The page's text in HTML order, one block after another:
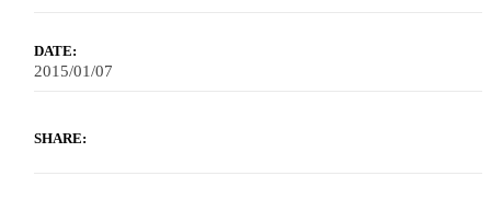
DATE:
2015/01/07
SHARE: